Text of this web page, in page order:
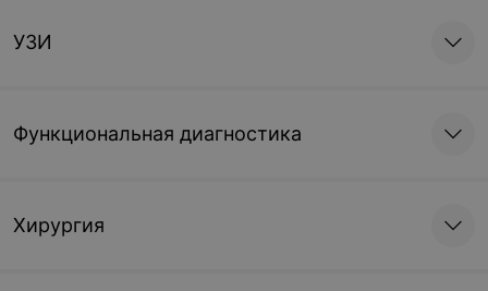
УЗИ
Функциональная диагностика
Хирургия